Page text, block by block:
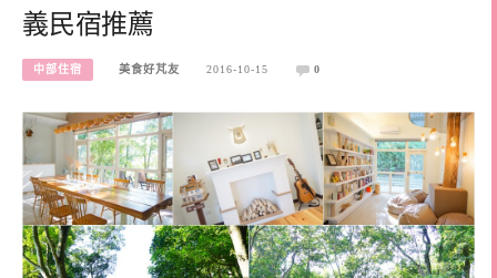
義民宿推薦
中部住宿 美食好芃友 2016-10-15 0